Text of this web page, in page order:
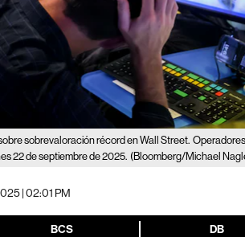
sobrevaloración récord en Wall Street.
22 de septiembre de 2025. (Bloomberg/Michael
| 02:01 PM
BCS DB